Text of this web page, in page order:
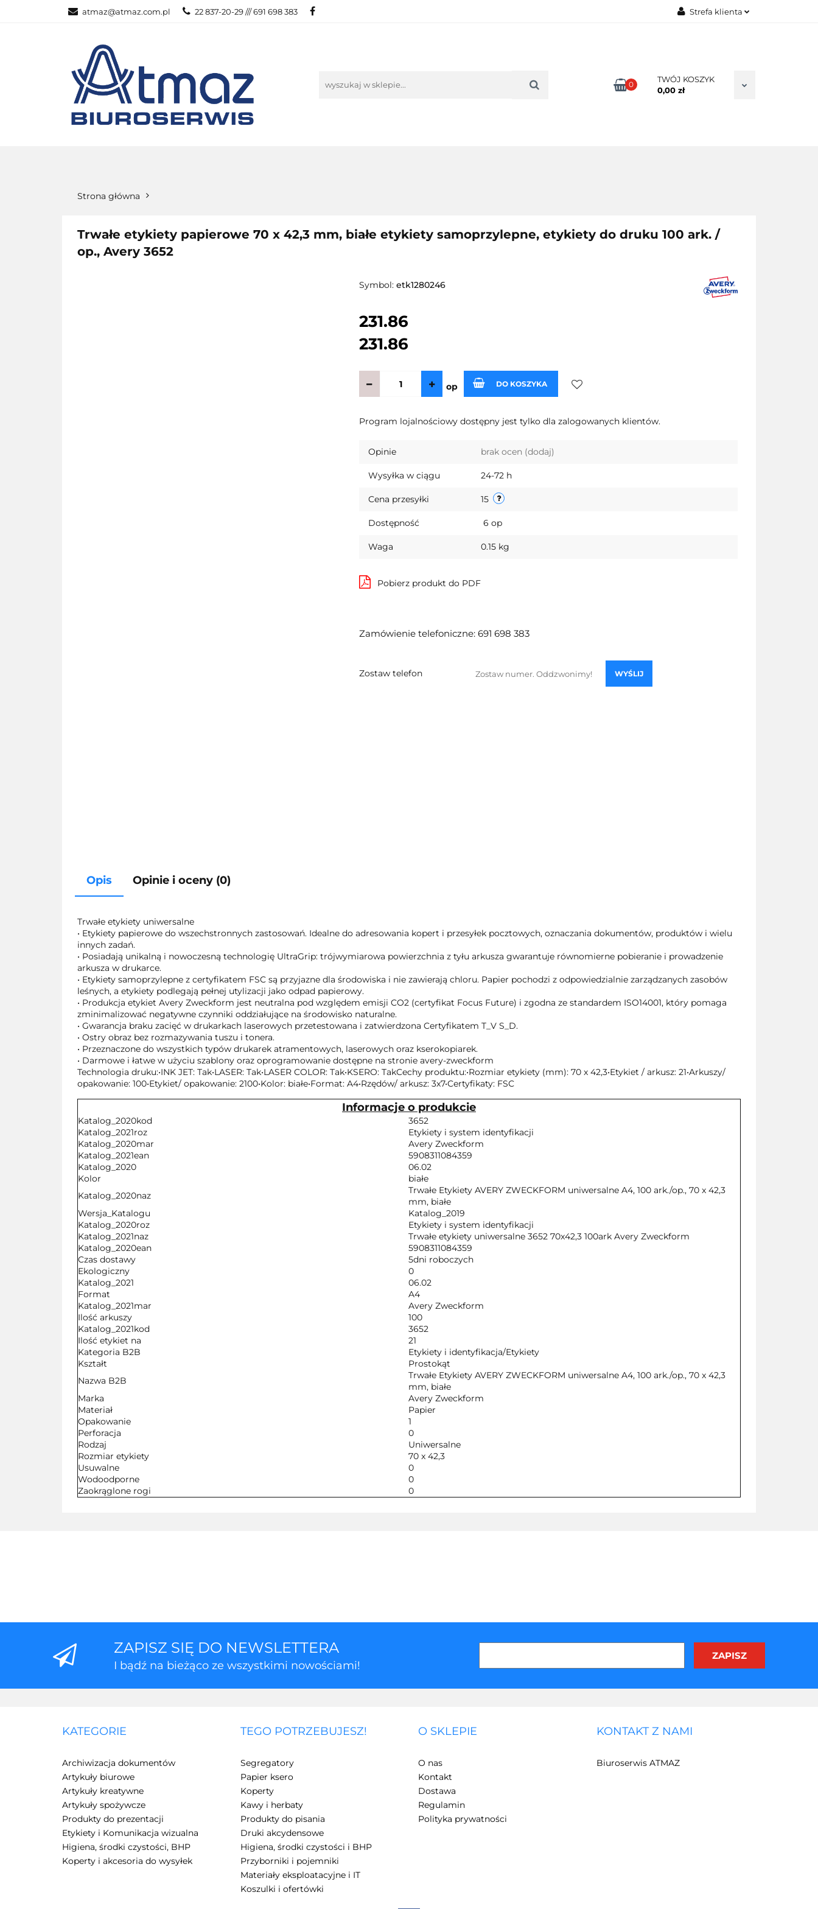
atmaz@atmaz.com.pl 22 837-20-29 /// 691 698 383 Strefa klienta
Dodaj zgłoszenie
0
TWÓJ KOSZYK
0,00 zł
Strona główna
Trwałe etykiety papierowe 70 x 42,3 mm, białe etykiety samoprzylepne, etykiety do druku 100 ark. /
op., Avery 3652
Symbol: etk1280246
231.86
231.86
op DO KOSZYKA
Program lojalnościowy dostępny jest tylko dla zalogowanych klientów.
Opinie brak ocen (dodaj)
Wysyłka w ciągu 24-72 h
Cena przesyłki 15
Dostępność 6 op
Waga 0.15 kg
Pobierz produkt do PDF
Zamówienie telefoniczne: 691 698 383
Zostaw telefon WYŚLIJ
Opis Opinie i oceny (0)
Trwałe etykiety uniwersalne
• Etykiety papierowe do wszechstronnych zastosowań. Idealne do adresowania kopert i przesyłek pocztowych, oznaczania dokumentów, produktów i wielu
innych zadań.
• Posiadają unikalną i nowoczesną technologię UltraGrip: trójwymiarowa powierzchnia z tyłu arkusza gwarantuje równomierne pobieranie i prowadzenie
arkusza w drukarce.
• Etykiety samoprzylepne z certyfikatem FSC są przyjazne dla środowiska i nie zawierają chloru. Papier pochodzi z odpowiedzialnie zarządzanych zasobów
leśnych, a etykiety podlegają pełnej utylizacji jako odpad papierowy.
• Produkcja etykiet Avery Zweckform jest neutralna pod względem emisji CO2 (certyfikat Focus Future) i zgodna ze standardem ISO14001, który pomaga
zminimalizować negatywne czynniki oddziałujące na środowisko naturalne.
• Gwarancja braku zacięć w drukarkach laserowych przetestowana i zatwierdzona Certyfikatem T_V S_D.
• Ostry obraz bez rozmazywania tuszu i tonera.
• Przeznaczone do wszystkich typów drukarek atramentowych, laserowych oraz kserokopiarek.
• Darmowe i łatwe w użyciu szablony oraz oprogramowanie dostępne na stronie avery-zweckform
Technologia druku:•INK JET: Tak•LASER: Tak•LASER COLOR: Tak•KSERO: TakCechy produktu:•Rozmiar etykiety (mm): 70 x 42,3•Etykiet / arkusz: 21•Arkuszy/
opakowanie: 100•Etykiet/ opakowanie: 2100•Kolor: białe•Format: A4•Rzędów/ arkusz: 3x7•Certyfikaty: FSC
Informacje o produkcie
Katalog_2020kod
3652
Katalog_2021roz
Etykiety i system identyfikacji
Katalog_2020mar
Avery Zweckform
Katalog_2021ean
5908311084359
Katalog_2020
06.02
Kolor
białe
Katalog_2020naz
Trwałe Etykiety AVERY ZWECKFORM uniwersalne A4, 100 ark./op., 70 x 42,3
mm, białe
Wersja_Katalogu
Katalog_2019
Katalog_2020roz
Etykiety i system identyfikacji
Katalog_2021naz
Trwałe etykiety uniwersalne 3652 70x42,3 100ark Avery Zweckform
Katalog_2020ean
5908311084359
Czas dostawy
5dni roboczych
Ekologiczny
0
Katalog_2021
06.02
Format
A4
Katalog_2021mar
Avery Zweckform
Ilość arkuszy
100
Katalog_2021kod
3652
Ilość etykiet na
21
Kategoria B2B
Etykiety i identyfikacja/Etykiety
Kształt
Prostokąt
Nazwa B2B
Trwałe Etykiety AVERY ZWECKFORM uniwersalne A4, 100 ark./op., 70 x 42,3
mm, białe
Marka
Avery Zweckform
Materiał
Papier
Opakowanie
1
Perforacja
0
Rodzaj
Uniwersalne
Rozmiar etykiety
70 x 42,3
Usuwalne
0
Wodoodporne
0
Zaokrąglone rogi
0
ZAPISZ SIĘ DO NEWSLETTERA
I bądź na bieżąco ze wszystkimi nowościami!
KATEGORIE
Archiwizacja dokumentów
Artykuły biurowe
Artykuły kreatywne
Artykuły spożywcze
Produkty do prezentacji
Etykiety i Komunikacja wizualna
Higiena, środki czystości, BHP
Koperty i akcesoria do wysyłek
TEGO POTRZEBUJESZ!
Segregatory
Papier ksero
Koperty
Kawy i herbaty
Produkty do pisania
Druki akcydensowe
Higiena, środki czystości i BHP
Przyborniki i pojemniki
Materiały eksploatacyjne i IT
Koszulki i ofertówki
O SKLEPIE
O nas
Kontakt
Dostawa
Regulamin
Polityka prywatności
KONTAKT Z NAMI
Biuroserwis ATMAZ